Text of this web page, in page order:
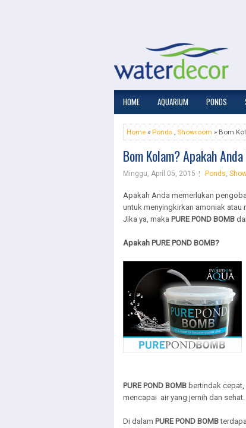
HOME AQUARIUM PONDS
Home » Ponds , Showroom » Bom
Bom Kolam? Apakah
Minggu, April 05, 2015 Ponds,
Apakah Anda memerlukan
untuk menyingkirkan amoniak atau
Jika ya, maka PURE POND BOMB
Apakah PURE POND BOMB?
PURE POND BOMB bertindak
mencapai air yang jernih dan sehat.
Di dalam PURE POND BOMB